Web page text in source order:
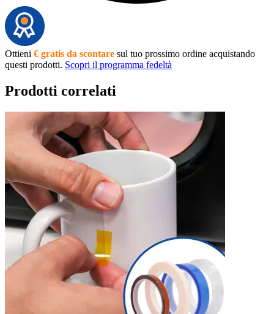
Ottieni € gratis da scontare sul tuo prossimo ordine acquistando
questi prodotti. Scopri il programma fedeltà
Prodotti correlati